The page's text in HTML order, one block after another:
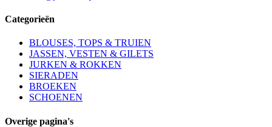
Categorieën
BLOUSES, TOPS & TRUIEN
JASSEN, VESTEN & GILETS
JURKEN & ROKKEN
SIERADEN
BROEKEN
SCHOENEN
Overige pagina's